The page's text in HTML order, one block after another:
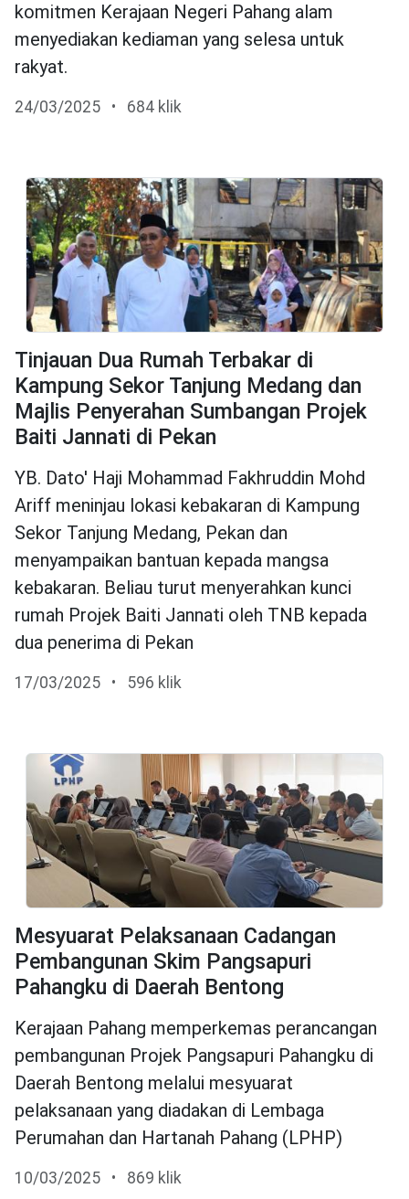
komitmen Kerajaan Negeri Pahang alam
menyediakan kediaman yang selesa untuk
rakyat.
24/03/2025 • 684 klik
Tinjauan Dua Rumah Terbakar di
Kampung Sekor Tanjung Medang dan
Majlis Penyerahan Sumbangan Projek
Baiti Jannati di Pekan
YB. Dato' Haji Mohammad Fakhruddin Mohd
Ariff meninjau lokasi kebakaran di Kampung
Sekor Tanjung Medang, Pekan dan
menyampaikan bantuan kepada mangsa
kebakaran. Beliau turut menyerahkan kunci
rumah Projek Baiti Jannati oleh TNB kepada
dua penerima di Pekan
17/03/2025 • 596 klik
Mesyuarat Pelaksanaan Cadangan
Pembangunan Skim Pangsapuri
Pahangku di Daerah Bentong
Kerajaan Pahang memperkemas perancangan
pembangunan Projek Pangsapuri Pahangku di
Daerah Bentong melalui mesyuarat
pelaksanaan yang diadakan di Lembaga
Perumahan dan Hartanah Pahang (LPHP)
10/03/2025 • 869 klik